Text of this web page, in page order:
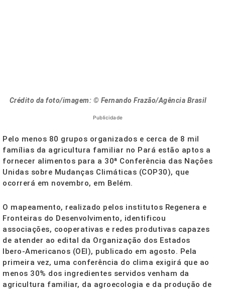
Crédito da foto/imagem: © Fernando Frazão/Agência Brasil
Publicidade
Pelo menos 80 grupos organizados e cerca de 8 mil
famílias da agricultura familiar no Pará estão aptos a
fornecer alimentos para a 30ª Conferência das Nações
Unidas sobre Mudanças Climáticas (COP30), que
ocorrerá em novembro, em Belém.
O mapeamento, realizado pelos institutos Regenera e
Fronteiras do Desenvolvimento, identificou
associações, cooperativas e redes produtivas capazes
de atender ao edital da Organização dos Estados
Ibero-Americanos (OEI), publicado em agosto. Pela
primeira vez, uma conferência do clima exigirá que ao
menos 30% dos ingredientes servidos venham da
agricultura familiar, da agroecologia e da produção de